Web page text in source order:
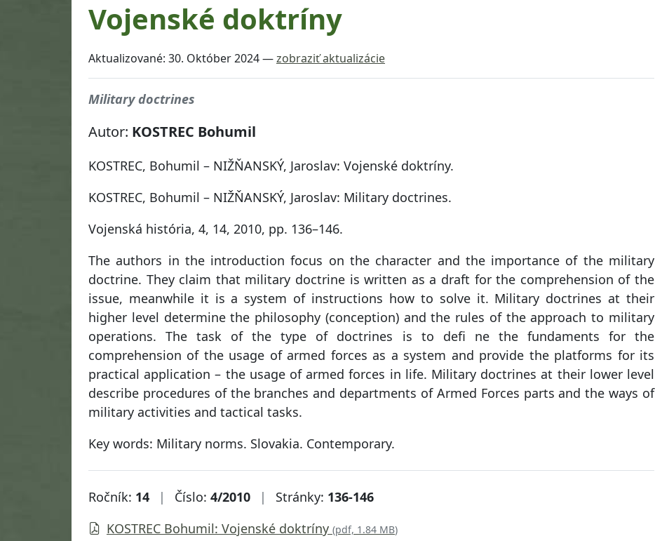
Vojenské doktríny
Aktualizované: 30. Október 2024—zobraziť aktualizácie
Military doctrines
Autor: KOSTREC Bohumil
KOSTREC, Bohumil – NIŽŇANSKÝ, Jaroslav: Vojenské doktríny.
KOSTREC, Bohumil – NIŽŇANSKÝ, Jaroslav: Military doctrines.
Vojenská história, 4, 14, 2010, pp. 136–146.
The authors in the introduction focus on the character and the importance of the military
doctrine. They claim that military doctrine is written as a draft for the comprehension of the
issue, meanwhile it is a system of instructions how to solve it. Military doctrines at their
higher level determine the philosophy (conception) and the rules of the approach to military
operations. The task of the type of doctrines is to defi ne the fundaments for the
comprehension of the usage of armed forces as a system and provide the platforms for its
practical application – the usage of armed forces in life. Military doctrines at their lower level
describe procedures of the branches and departments of Armed Forces parts and the ways of
military activities and tactical tasks.
Key words: Military norms. Slovakia. Contemporary.
Ročník: 14 | Číslo: 4/2010 | Stránky: 136-146
KOSTREC Bohumil: Vojenské doktríny (pdf, 1.84 MB)